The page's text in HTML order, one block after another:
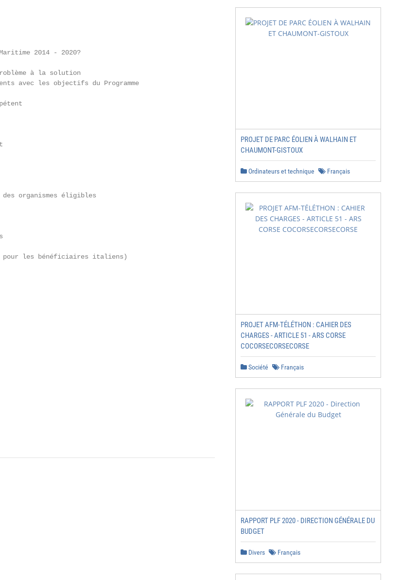
Maritime 2014 - 2020?                                    3
3
à la solution                                    5
avec les objectifs du Programme                     6
7
8
9
10
10
13
16
17
19
19
organismes éligibles                                19
20
21
22
24
25
les bénéficiaires italiens)                        25
26
28
29
29
30
31
31
32
34
34
39
39
40
41
43
PROJET DE PARC ÉOLIEN À WALHAIN ET
CHAUMONT-GISTOUX
Ordinateurs et technique Français
PROJET AFM-TÉLÉTHON : CAHIER DES
CHARGES - ARTICLE 51 - ARS CORSE
COCORSECORSECORSE
Société Français
RAPPORT PLF 2020 - DIRECTION GÉNÉRALE DU
BUDGET
Divers Français